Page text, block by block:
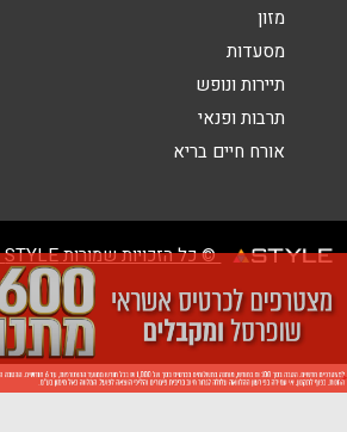
מזון
מסעדות
תיירות ונופש
תרבות ופנאי
אורח חיים בריא
© כל הזכויות שמורות STYLE ניהול מועדוני לקוחות
<